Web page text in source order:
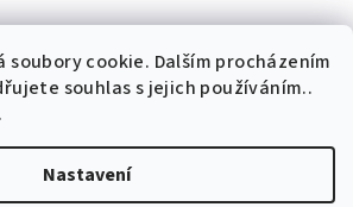
soubory cookie. Dalším procházením
souhlas s jejich používáním..
.
Nastavení